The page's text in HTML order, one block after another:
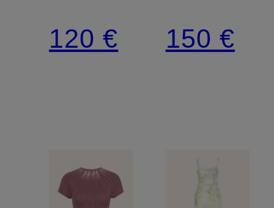
120 € 150 €